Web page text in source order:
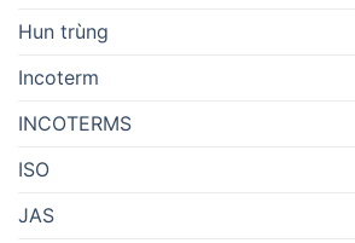
Hun trùng
Incoterm
INCOTERMS
ISO
JAS